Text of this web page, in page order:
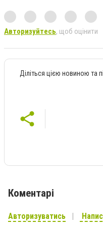
Авторизуйтесь, щоб оцінити
Діліться цією новиною та
Коментарі
Авторизуватись